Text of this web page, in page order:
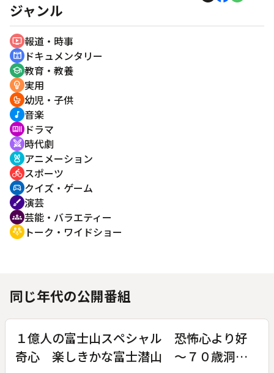
ジャンル
ondemand_video 報道・時事
cinematic_blur ドキュメンタリー
school 教育・教養
emoji_objects 実用
crib 幼児・子供
music_note 音楽
recent_actors ドラマ
swords 時代劇
cruelty_free アニメーション
directions_bike スポーツ
sports_esports クイズ・ゲーム
brush 演芸
groups 芸能・バラエティー
adaptive_audio_mic トーク・ワイドショー
同じ年代の公開番組
１億人の富士山スペシャル 恐怖心より好
奇心 楽しきかな富士潜山 ～７０歳洞窟